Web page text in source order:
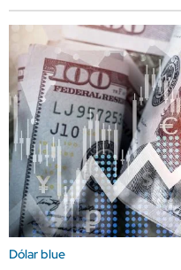
Dólar blue